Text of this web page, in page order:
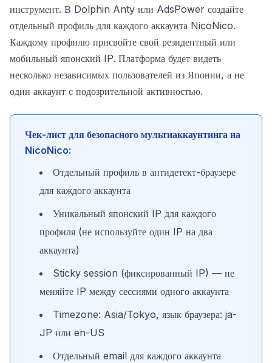
инструмент. В Dolphin Anty или AdsPower создайте
отдельный профиль для каждого аккаунта NicoNico.
Каждому профилю присвойте свой резидентный или
мобильный японский IP. Платформа будет видеть
несколько независимых пользователей из Японии, а не
один аккаунт с подозрительной активностью.
Чек-лист для безопасного мультиаккаунтинга на
NicoNico:
Отдельный профиль в антидетект-браузере
для каждого аккаунта
Уникальный японский IP для каждого
профиля (не используйте один IP на два
аккаунта)
Sticky session (фиксированный IP) — не
меняйте IP между сессиями одного аккаунта
Timezone: Asia/Tokyo, язык браузера: ja-
JP или en-US
Отдельный email для каждого аккаунта